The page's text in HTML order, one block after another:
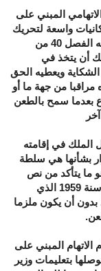
المبني على
واسعة لتحريك
الدعوى العمومية أو عدم تحريكها. وهو ما يترجمه الفصل 40 من
أن يتخذ في
ويعطيه الحق
من جهة ما أو
بعدما سمح بالطعن
الملك في إقامته
بشأنها هي سلطة
ما يتأكد من نص
الفصل 38 من قانون المسطرة الجنائية الصادر سنة 1959 الذي
أن يكون ملزما
الاتهام المبني على
بتعليمات وزير